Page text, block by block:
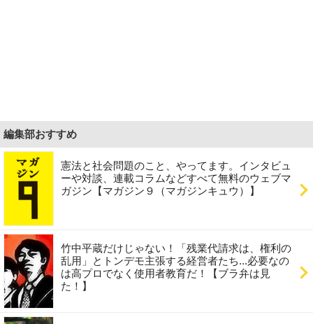
編集部おすすめ
憲法と社会問題のこと、やってます。インタビュ
ーや対談、連載コラムなどすべて無料のウェブマ
ガジン【マガジン９（マガジンキュウ）】
竹中平蔵だけじゃない！「残業代請求は、権利の
乱用」とトンデモ主張する経営者たち...必要なの
は高プロでなく使用者教育だ！【ブラ弁は見
た！】